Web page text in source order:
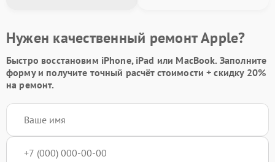
Нужен качественный ремонт Apple?
Быстро восстановим iPhone, iPad или MacBook. Заполните
формуи получите точный расчёт стоимости +скидку 20%
на ремонт.